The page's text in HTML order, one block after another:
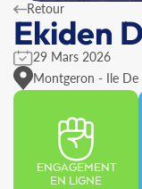
Retour
Ekiden
29 Mars 2026
Montgeron - Ile De
ENGAGEMENT
EN LIGNE